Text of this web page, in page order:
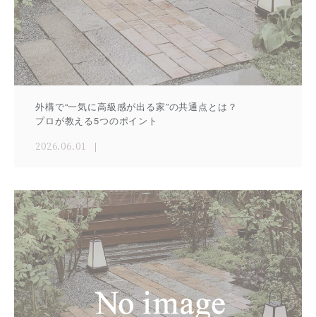
外構で“一気に高級感が出る家”の共通点とは？
プロが教える5つのポイント
2026.06.01